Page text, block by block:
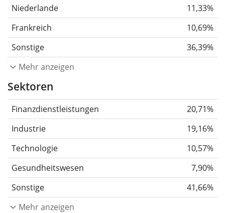
Niederlande
11,33%
Frankreich
10,69%
Sonstige
36,39%
Mehr anzeigen
Sektoren
Finanzdienstleistungen
20,71%
Industrie
19,16%
Technologie
10,57%
Gesundheitswesen
7,90%
Sonstige
41,66%
Mehr anzeigen